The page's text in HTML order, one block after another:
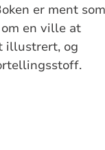
er ment som
en ville at
illustrert, og